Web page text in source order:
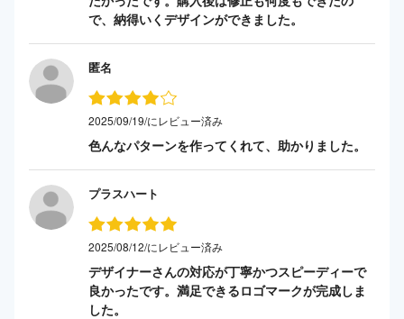
で、納得いくデザインができました。
匿名
2025/09/19/にレビュー済み
色んなパターンを作ってくれて、助かりました。
プラスハート
2025/08/12/にレビュー済み
デザイナーさんの対応が丁寧かつスピーディーで
良かったです。満足できるロゴマークが完成しま
した。